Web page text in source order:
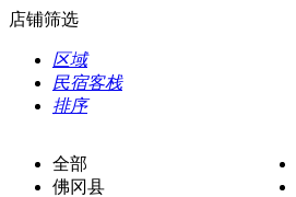
店铺筛选
区域
民宿客栈
排序
全部
佛冈县